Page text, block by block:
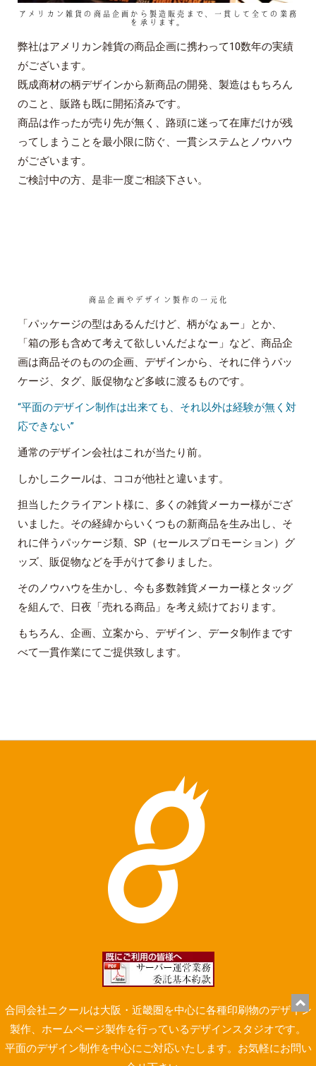
アメリカン雑貨の商品企画から製造販売まで、一貫して全ての業務
を承ります。
弊社はアメリカン雑貨の商品企画に携わって10数年の実績
がございます。
既成商材の柄デザインから新商品の開発、製造はもちろん
のこと、販路も既に開拓済みです。
商品は作ったが売り先が無く、路頭に迷って在庫だけが残
ってしまうことを最小限に防ぐ、一貫システムとノウハウ
がございます。
ご検討中の方、是非一度ご相談下さい。
商品企画やデザイン製作の一元化
「パッケージの型はあるんだけど、柄がなぁー」とか、
「箱の形も含めて考えて欲しいんだよなー」など、商品企
画は商品そのものの企画、デザインから、それに伴うパッ
ケージ、タグ、販促物など多岐に渡るものです。
“平面のデザイン制作は出来ても、それ以外は経験が無く対
応できない”
通常のデザイン会社はこれが当たり前。
しかしニクールは、ココが他社と違います。
担当したクライアント様に、多くの雑貨メーカー様がござ
いました。その経緯からいくつもの新商品を生み出し、そ
れに伴うパッケージ類、SP（セールスプロモーション）グ
ッズ、販促物などを手がけて参りました。
そのノウハウを生かし、今も多数雑貨メーカー様とタッグ
を組んで、日夜「売れる商品」を考え続けております。
もちろん、企画、立案から、デザイン、データ制作まです
べて一貫作業にてご提供致します。
合同会社ニクールは大阪・近畿圏を中心に各種印刷物のデザイン
製作、ホームページ製作を行っているデザインスタジオです。
平面のデザイン制作を中心にご対応いたします。お気軽にお問い